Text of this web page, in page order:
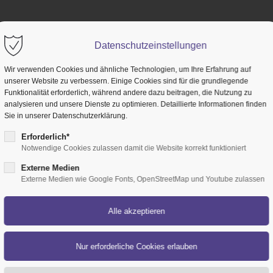
Datenschutzeinstellungen
Wir verwenden Cookies und ähnliche Technologien, um Ihre Erfahrung auf
unserer Website zu verbessern. Einige Cookies sind für die grundlegende
Funktionalität erforderlich, während andere dazu beitragen, die Nutzung zu
analysieren und unsere Dienste zu optimieren. Detaillierte Informationen finden
Sie in unserer Datenschutzerklärung.
Erforderlich*
Notwendige Cookies zulassen damit die Website korrekt funktioniert
Externe Medien
Externe Medien wie Google Fonts, OpenStreetMap und Youtube zulassen